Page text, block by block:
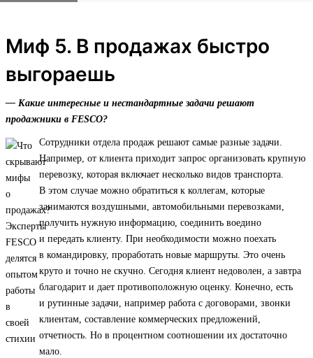
Миф 5. В продажах быстро
выгораешь
— Какие интересные и нестандартные задачи решают
продажники в FESCO?
Сотрудники отдела продаж решают самые разные задачи.
Например, от клиента приходит запрос организовать крупную
перевозку, которая включает несколько видов транспорта.
В этом случае можно обратиться к коллегам, которые
занимаются воздушными, автомобильными перевозками,
получить нужную информацию, соединить воедино
и передать клиенту. При необходимости можно поехать
в командировку, проработать новые маршруты. Это очень
круто и точно не скучно. Сегодня клиент недоволен, а завтра
благодарит и дает противоположную оценку. Конечно, есть
и рутинные задачи, например работа с договорами, звонки
клиентам, составление коммерческих предложений,
отчетность. Но в процентном соотношении их достаточно
мало.